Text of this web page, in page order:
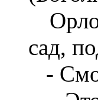
сад,
-